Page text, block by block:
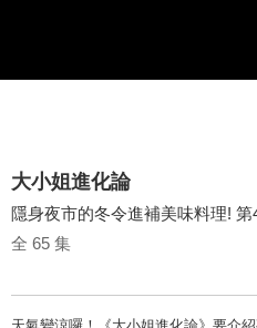
大小姐進化論
隱身夜市的冬令進補美味料理! 第
全 65 集